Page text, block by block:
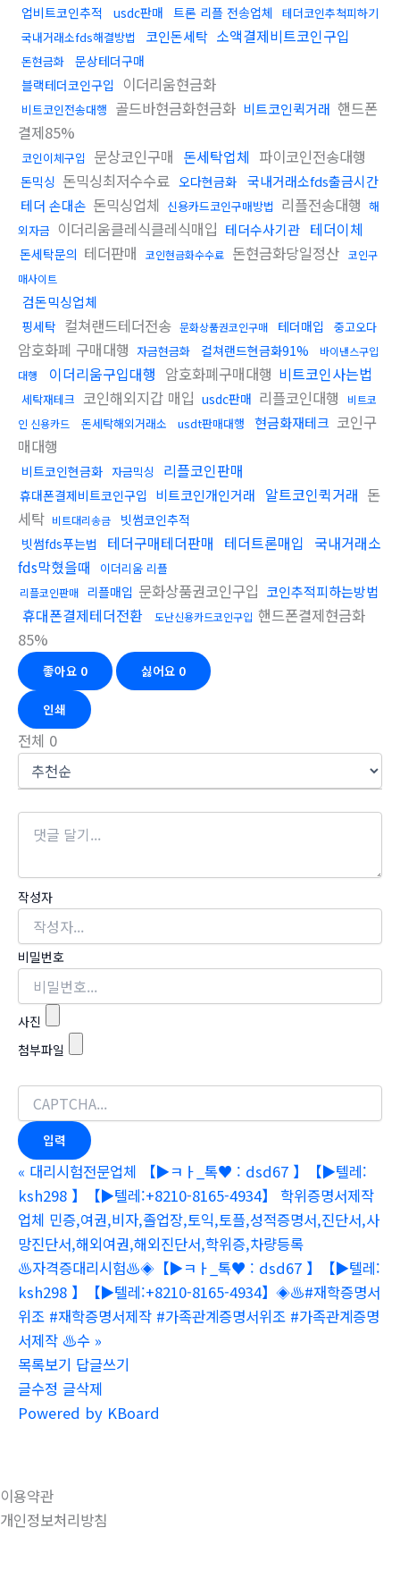
업비트코인추적 usdc판매 트론 리플 전송업체 테더코인추척피하기
국내거래소fds해결방법
코인돈세탁 소액결제비트코인구입
돈현금화
문상테더구매
블랙테더코인구입
이더리움현금화
비트코인전송대행 골드바현금화현금화 비트코인퀵거래 핸드폰
결제85%
코인이체구입 문상코인구매 돈세탁업체 파이코인전송대행
돈믹싱 돈믹싱최저수수료 오다현금화 국내거래소fds출금시간
테더 손대손 돈믹싱업체 신용카드코인구매방법 리플전송대행 해
외자금 이더리움클레식클레식매입 테더수사기관 테더이체
돈세탁문의 테더판매 코인현금화수수료 돈현금화당일정산 코인구
매사이트
검돈믹싱업체
핑세탁 컬쳐랜드테더전송 문화상품권코인구매 테더매입 중고오다
암호화폐 구매대행 자금현금화 컬쳐랜드현금화91%
바이낸스구입
대행
이더리움구입대행 암호화폐구매대행 비트코인사는법
세탁재테크 코인해외지갑 매입 usdc판매 리플코인대행
비트코
인 신용카드
돈세탁해외거래소 usdt판매대행 현금화재테크 코인구
매대행
비트코인현금화 자금믹싱 리플코인판매
휴대폰결제비트코인구입 비트코인개인거래 알트코인퀵거래 돈
세탁 비트대리송금
빗썸코인추적
빗썸fds푸는법
테더구매테더판매 테더트론매입 국내거래소
fds막혔을때
이더리움 리플
리플코인판매 리플매입 문화상품권코인구입 코인추적피하는방법
휴대폰결제테더전환 도난신용카드코인구입 핸드폰결제현금화
85%
좋아요 0 싫어요 0
인쇄
전체 0
작성자
비밀번호
사진
첨부파일
« 대리시험전문업체 【▶ㅋㅏ_톡♥ : dsd67 】【▶텔레:
ksh298 】【▶텔레:+8210-8165-4934】 학위증명서제작
업체 민증,여권,비자,졸업장,토익,토플,성적증명서,진단서,사
망진단서,해외여권,해외진단서,학위증,차량등록
♨️자격증대리시험♨️◈【▶ㅋㅏ_톡♥ : dsd67 】【▶텔레:
ksh298 】【▶텔레:+8210-8165-4934】◈♨️#재학증명서
위조 #재학증명서제작 #가족관계증명서위조 #가족관계증명
서제작 ♨️수 »
목록보기 답글쓰기
글수정 글삭제
Powered by KBoard
이용약관
개인정보처리방침